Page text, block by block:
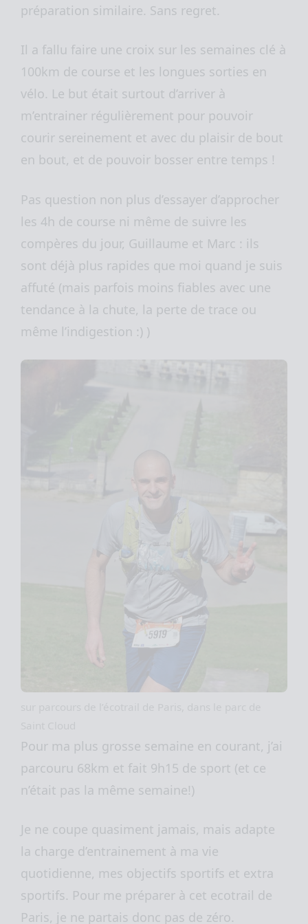
préparation similaire. Sans regret.
Il a fallu faire une croix sur les semaines clé à
100km de course et les longues sorties en
vélo. Le but était surtout d’arriver à
m’entrainer régulièrement pour pouvoir
courir sereinement et avec du plaisir de bout
en bout, et de pouvoir bosser entre temps !
Pas question non plus d’essayer d’approcher
les 4h de course ni même de suivre les
compères du jour, Guillaume et Marc : ils
sont déjà plus rapides que moi quand je suis
affuté (mais parfois moins fiables avec une
tendance à la chute, la perte de trace ou
même l’indigestion :) )
Pour ma plus grosse semaine en courant, j’ai
parcouru 68km et fait 9h15 de sport (et ce
n’était pas la même semaine!)
Je ne coupe quasiment jamais, mais adapte
la charge d’entrainement à ma vie
quotidienne, mes objectifs sportifs et extra
sportifs. Pour me préparer à cet ecotrail de
Paris, je ne partais donc pas de zéro.